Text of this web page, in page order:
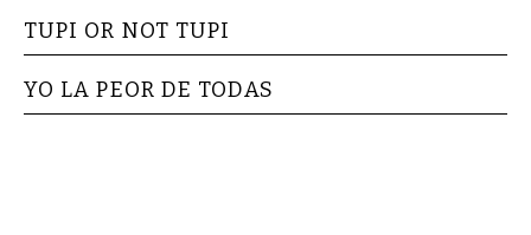
TUPI OR NOT TUPI
YO LA PEOR DE TODAS